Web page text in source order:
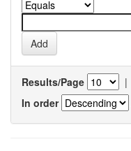
Results/Page |
In order